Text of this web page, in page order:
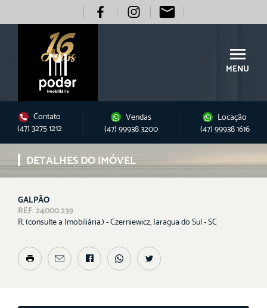
MENU
Contato
(47) 3275 1212
Vendas
(47) 99938 3200
Locação
(47) 99938 1616
DETALHES DO IMÓVEL
GALPÃO
REF: 24000.239
R. (consulte a Imobiliária.) - Czerniewicz, Jaragua do Sul - SC